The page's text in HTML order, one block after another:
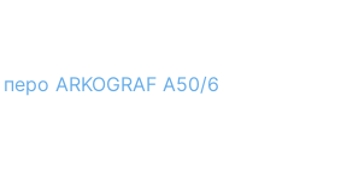
ARKOGRAF А50/6